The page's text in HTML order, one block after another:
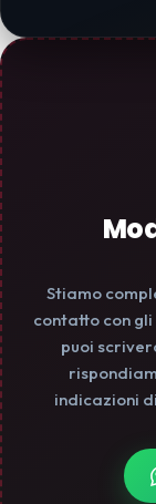
Stiamo
contatto con
puoi
indicazioni